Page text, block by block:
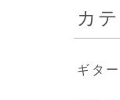
カ
ギター